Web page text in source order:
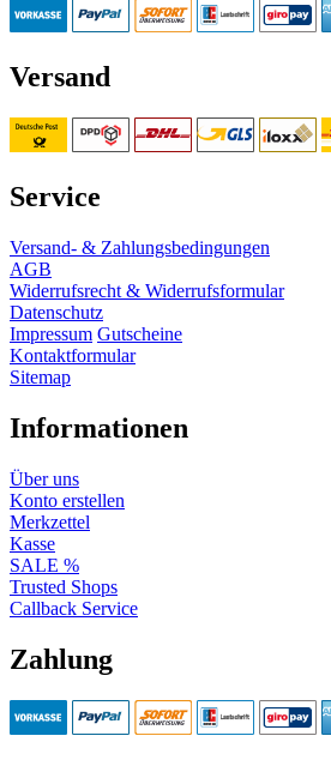
Versand
Service
Versand- & Zahlungsbedingungen
AGB
Widerrufsrecht & Widerrufsformular
Datenschutz
Impressum Gutscheine
Kontaktformular
Sitemap
Informationen
Über uns
Konto erstellen
Merkzettel
Kasse
SALE %
Trusted Shops
Callback Service
Zahlung